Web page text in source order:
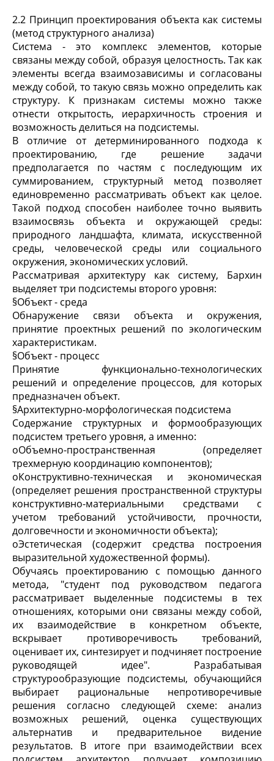
2.2 Принцип проектирования объекта как системы
(метод структурного анализа)
Система - это комплекс элементов, которые
связаны между собой, образуя целостность. Так как
элементы всегда взаимозависимы и согласованы
между собой, то такую связь можно определить как
структуру. К признакам системы можно также
отнести открытость, иерархичность строения и
возможность делиться на подсистемы.
В отличие от детерминированного подхода к
проектированию, где решение задачи
предполагается по частям с последующим их
суммированием, структурный метод позволяет
единовременно рассматривать объект как целое.
Такой подход способен наиболее точно выявить
взаимосвязь объекта и окружающей среды:
природного ландшафта, климата, искусственной
среды, человеческой среды или социального
окружения, экономических условий.
Рассматривая архитектуру как систему, Бархин
выделяет три подсистемы второго уровня:
§Объект - среда
Обнаружение связи объекта и окружения,
принятие проектных решений по экологическим
характеристикам.
§Объект - процесс
Принятие функционально-технологических
решений и определение процессов, для которых
предназначен объект.
§Архитектурно-морфологическая подсистема
Содержание структурных и формообразующих
подсистем третьего уровня, а именно:
oОбъемно-пространственная (определяет
трехмерную координацию компонентов);
oКонструктивно-техническая и экономическая
(определяет решения пространственной структуры
конструктивно-материальными средствами с
учетом требований устойчивости, прочности,
долговечности и экономичности объекта);
oЭстетическая (содержит средства построения
выразительной художественной формы).
Обучаясь проектированию с помощью данного
метода, "студент под руководством педагога
рассматривает выделенные подсистемы в тех
отношениях, которыми они связаны между собой,
их взаимодействие в конкретном объекте,
вскрывает противоречивость требований,
оценивает их, синтезирует и подчиняет построение
руководящей идее". Разрабатывая
структурообразующие подсистемы, обучающийся
выбирает рациональные непротиворечивые
решения согласно следующей схеме: анализ
возможных решений, оценка существующих
альтернатив и предварительное видение
результатов. В итоге при взаимодействии всех